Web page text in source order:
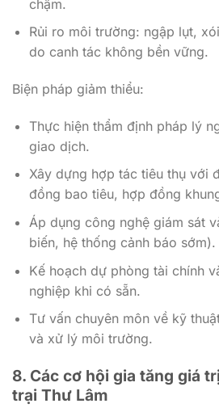
chậm.
Rủi ro môi trường: ngập lụt,
do canh tác không bền vững.
Biện pháp giảm thiểu:
Thực hiện thẩm định pháp lý
giao dịch.
Xây dựng hợp tác tiêu thụ với
đồng bao tiêu, hợp đồng
Áp dụng công nghệ giám sát
biến, hệ thống cảnh báo sớm).
Kế hoạch dự phòng tài chính
nghiệp khi có sẵn.
Tư vấn chuyên môn về kỹ
và xử lý môi trường.
8. Các cơ hội gia tăng giá
trại Thư Lâm